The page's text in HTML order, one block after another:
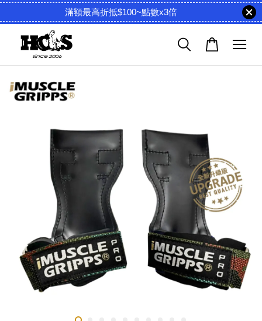
滿額最高折抵$100~點數x3倍